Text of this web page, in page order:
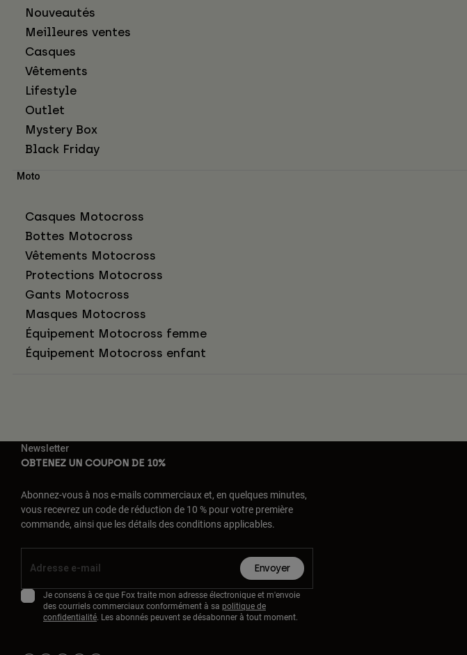
Nouveautés
Meilleures ventes
Casques
Vêtements
Lifestyle
Outlet
Mystery Box
Black Friday
Moto
Casques Motocross
Bottes Motocross
Vêtements Motocross
Protections Motocross
Gants Motocross
Masques Motocross
Équipement Motocross femme
Équipement Motocross enfant
Newsletter
OBTENEZ UN COUPON DE 10%
Abonnez-vous à nos e-mails commerciaux et, en quelques minutes,
vous recevrez un code de réduction de 10 % pour votre première
commande, ainsi que les détails des conditions applicables.
Envoyer
Je consens à ce que Fox traite mon adresse électronique et m'envoie
des courriels commerciaux conformément à sa politique de
confidentialité. Les abonnés peuvent se désabonner à tout moment.